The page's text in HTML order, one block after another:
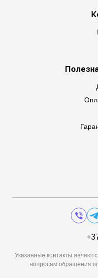
Указанные контакты
вопросам обращения